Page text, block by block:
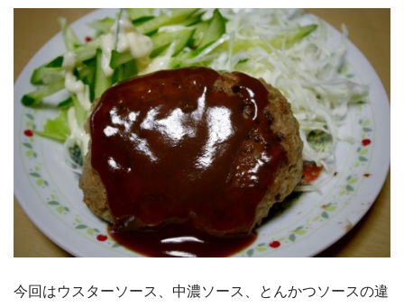
今回はウスターソース、中濃ソース、とんかつソースの違